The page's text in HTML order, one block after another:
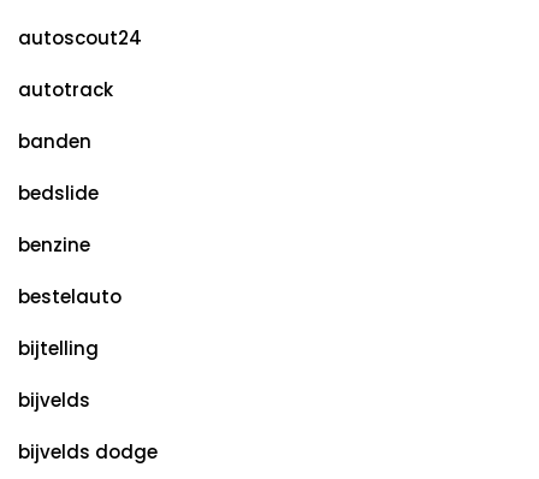
autoscout24
autotrack
banden
bedslide
benzine
bestelauto
bijtelling
bijvelds
bijvelds dodge